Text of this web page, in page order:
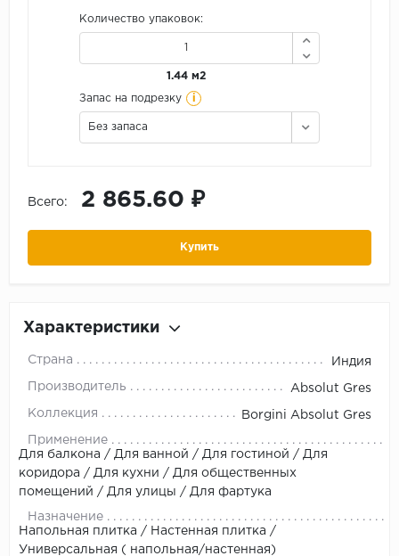
Количество упаковок:
1.44 м2
Запас на подрезку i
Без запаса
Всего: 2 865.60 ₽
Купить
Характеристики
Страна Индия
Производитель Absolut Gres
Коллекция Borgini Absolut Gres
Применение
Для балкона / Для ванной / Для гостиной / Для
коридора / Для кухни / Для общественных
помещений / Для улицы / Для фартука
Назначение
Напольная плитка / Настенная плитка /
Универсальная ( напольная/настенная)